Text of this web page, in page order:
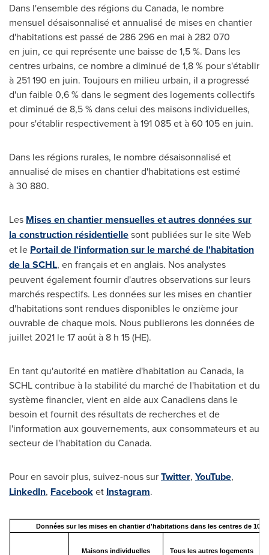
Dans l'ensemble des régions du Canada, le nombre
mensuel désaisonnalisé et annualisé de mises en chantier
d'habitations est passé de 286 296 en mai à 282 070
en juin, ce qui représente une baisse de 1,5 %. Dans les
centres urbains, ce nombre a diminué de 1,8 % pour s'établir
à 251 190 en juin. Toujours en milieu urbain, il a progressé
d'un faible 0,6 % dans le segment des logements collectifs
et diminué de 8,5 % dans celui des maisons individuelles,
pour s'établir respectivement à 191 085 et à 60 105 en juin.
Dans les régions rurales, le nombre désaisonnalisé et
annualisé de mises en chantier d'habitations est estimé
à 30 880.
Les Mises en chantier mensuelles et autres données sur
la construction résidentiellesont publiées sur le site Web
et le Portail de l'information sur le marché de l'habitation
de la SCHL, en français et en anglais. Nos analystes
peuvent également fournir d'autres observations sur leurs
marchés respectifs. Les données sur les mises en chantier
d'habitations sont rendues disponibles le onzième jour
ouvrable de chaque mois. Nous publierons les données de
juillet 2021 le 17 août à 8 h 15 (HE).
En tant qu'autorité en matière d'habitation au Canada, la
SCHL contribue à la stabilité du marché de l'habitation et du
système financier, vient en aide aux Canadiens dans le
besoin et fournit des résultats de recherches et de
l'information aux gouvernements, aux consommateurs et au
secteur de l'habitation du Canada.
Pour en savoir plus, suivez-nous surTwitter, YouTube,
LinkedIn, Facebooket Instagram.
Données sur les mises en chantier d'habitations dans les centres de 10
Maisons individuelles Tous les autres logements